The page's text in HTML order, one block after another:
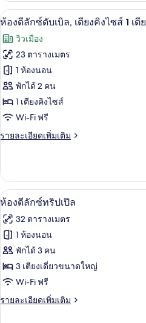
กับ
ห้อง
ลัก
ซ์
ทวิ
น
เปิด
ภาพถ่าย
ทั้งหมด
ของ
ห้อง
ดี
ลัก
ซ์
เตียง
คิง
ไซส์
1
เตียง
ห้
6
ห้องดีลักซ์ดับเบิล, เตียงคิงไซส์ 1 เตี
วิวเมือง
23 ตารางเมตร
1 ห้องนอน
พักได้ 2 คน
1 เตียงคิงไซส์
Wi-Fi ฟรี
รายละเอียดเพิ่มเติม
ราย
เกี่ยว
กับ
ห้อง
ลัก
ซ์
ดับเบิล,
เตียง
คิง
ไซส์
เตียง
เปิด
ภาพถ่าย
ทั้งหมด
ของ
ห้อง
ดี
ลัก
5
ห้องดีลักซ์ทริปเปิล
32 ตารางเมตร
1 ห้องนอน
พักได้ 3 คน
3 เตียงเดี่ยวขนาดใหญ่
Wi-Fi ฟรี
รายละเอียดเพิ่มเติม
ราย